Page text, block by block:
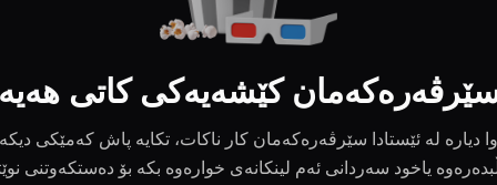
کێشەیەکی کاتی
وا دیارە لە ئێستادا سێرڤەرەکەمان کار ناکات، تکایە پاش کەمێکی دیکە
یاخود سەردانی ئەم لینکانەی خوارەوە بکە بۆ دەستکەوتنی